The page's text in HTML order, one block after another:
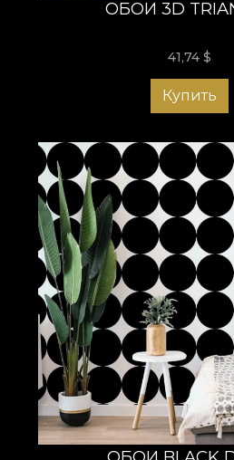
ОБОИ 3D
41,74$
Купить